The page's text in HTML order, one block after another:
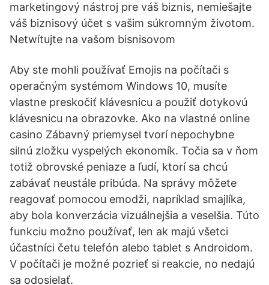
marketingový nástroj pre váš biznis, nemiešajte
váš biznisový účet s vašim súkromným životom.
Netwítujte na vašom bisnisovom
Aby ste mohli používať Emojis na počítači s
operačným systémom Windows 10, musíte
vlastne preskočiť klávesnicu a použiť dotykovú
klávesnicu na obrazovke. Ako na vlastné online
casino Zábavný priemysel tvorí nepochybne
silnú zložku vyspelých ekonomík. Točia sa v ňom
totiž obrovské peniaze a ľudí, ktorí sa chcú
zabávať neustále pribúda. Na správy môžete
reagovať pomocou emodži, napríklad smajlíka,
aby bola konverzácia vizuálnejšia a veselšia. Túto
funkciu možno používať, len ak majú všetci
účastníci četu telefón alebo tablet s Androidom.
V počítači je možné pozrieť si reakcie, no nedajú
sa odosielať.